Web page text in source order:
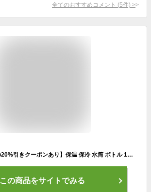
全てのおすすめコメント (5件) >
【5日間限定 お得の20%引きクーポンあり】保温 保冷 水筒 ボトル 1リットル 魔法瓶 直飲み 漏れ防止 SUS304 ステンレス 真空断熱 スポーツボトル 軽量 洗いやすい 広口 ボトル ステンレス 1000ml 持ち運び 水分補給 漏れにくい 山登り 運動 旅行 キャンプ スポーツ
この商品をサイトでみる